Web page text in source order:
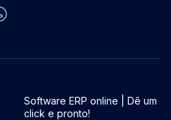
Software ERP online | Dê um
click e pronto!